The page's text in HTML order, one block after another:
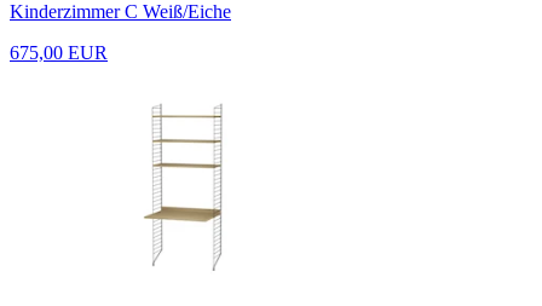
Kinderzimmer C Weiß/Eiche
675,00 EUR